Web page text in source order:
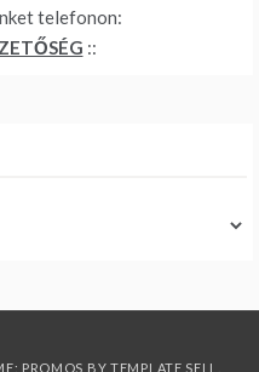
telefonon:
::
PROMOS BY TEMPLATE SELL